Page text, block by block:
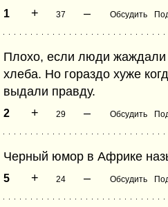
1 + 37 – Обсудить
Плохо, если люди
хлеба. Но гораздо хуже
выдали правду.
2 + 29 – Обсудить
Черный юмор в Африке
5 + 24 – Обсудить